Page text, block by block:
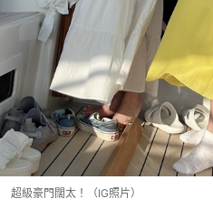
超級豪門闊太！（IG照片）